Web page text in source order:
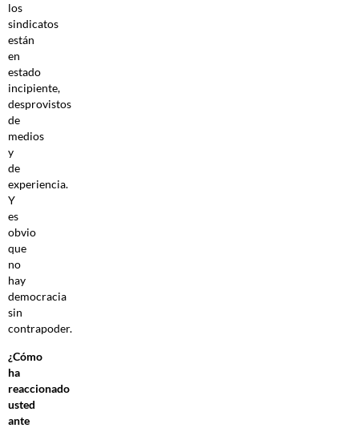
los
sindicatos
están
en
estado
incipiente,
desprovistos
de
medios
y
de
experiencia.
Y
es
obvio
que
no
hay
democracia
sin
contrapoder.
¿Cómo
ha
reaccionado
usted
ante